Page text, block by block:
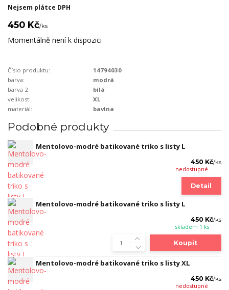
Nejsem plátce DPH
450 Kč/ks
Momentálně není k dispozici
Číslo produktu:
14794030
barva:
modrá
barva 2:
bílá
velikost:
XL
materiál:
bavlna
Podobné produkty
Mentolovo-modré batikované triko s listy L
450 Kč/ks
nedostupné
Detail
Mentolovo-modré batikované triko s listy L
450 Kč/ks
skladem 1 ks
Koupit
Mentolovo-modré batikované triko s listy XL
450 Kč/ks
nedostupné